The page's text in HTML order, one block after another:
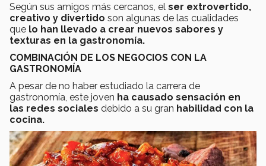
Según sus amigos más cercanos, el ser extrovertido,
creativo y divertido son algunas de las cualidades
que lo han llevado a crear nuevos sabores y
texturas en la gastronomía.
COMBINACIÓN DE LOS NEGOCIOS CON LA
GASTRONOMÍA
A pesar de no haber estudiado la carrera de
gastronomía, este joven ha causado sensación en
las redes sociales debido a su gran habilidad con la
cocina.